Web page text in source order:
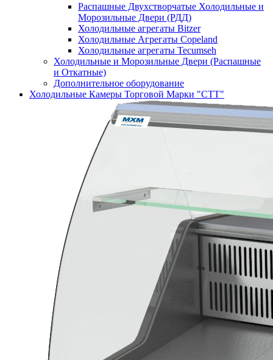
Распашные Двухстворчатые Холодильные и
Морозильные Двери (РДД)
Холодильные агрегаты Bitzer
Холодильные Агрегаты Copeland
Холодильные агрегаты Tecumseh
Холодильные и Морозильные Двери (Распашные
и Откатные)
Дополнительное оборудование
Холодильные Камеры Торговой Марки "СТТ"